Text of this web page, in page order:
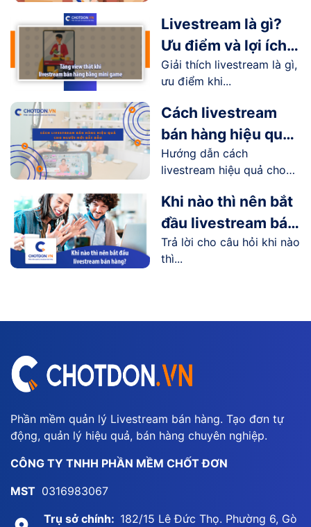
Livestream là gì?
Ưu điểm và lợi ích
livestream mang lại
như thế nào?
Giải thích livestream là gì,
ưu điểm khi...
Cách livestream
bán hàng hiệu quả
cho người mới bắt
đầu
Hướng dẫn cách
livestream hiệu quả cho
Khi nào thì nên bắt
đầu livestream bán
hàng?
Trả lời cho câu hỏi khi nào
thì...
Phần mềm quản lý Livestream bán hàng. Tạo đơn tự
động, quản lý hiệu quả, bán hàng chuyên nghiệp.
CÔNG TY TNHH PHẦN MỀM CHỐT ĐƠN
MST 0316983067
Trụ sở chính: 182/15 Lê Đức Thọ. Phường 6, Gò